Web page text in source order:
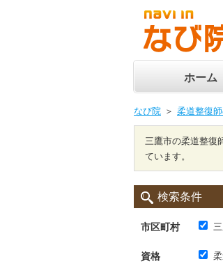
ホーム
なび院 柔道整復
三鷹市の柔道整復
ています。
検索条件
市区町村
資格